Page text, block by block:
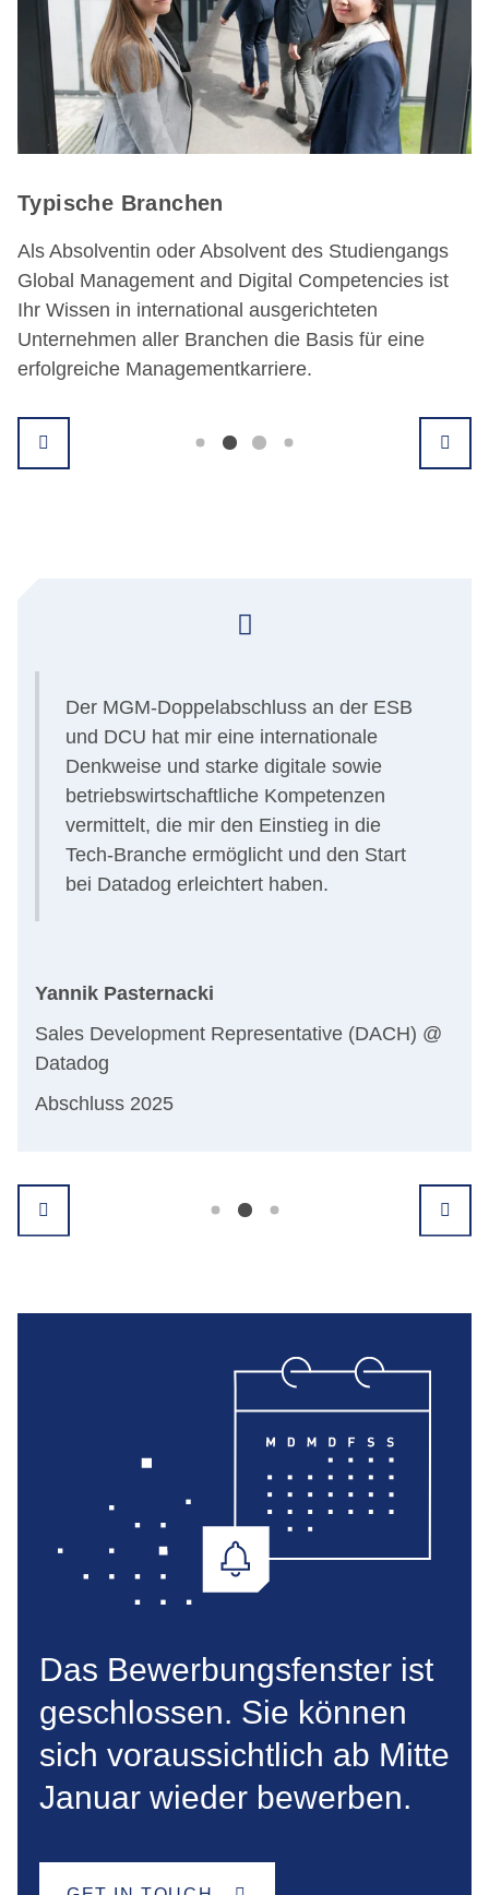
Mögliche Unternehmensbereiche
Mit ihrer hohen Kompetenz in den Bereichen
Management und Digitalisierung finden unsere
Absolventinnen und Absolventen in
unterschiedlichsten Unternehmensbereichen ein
weites Feld an Einsatzgebieten.
Der MGM-Doppelabschluss an der ESB
und DCU hat mir eine internationale
Denkweise und starke digitale sowie
betriebswirtschaftliche Kompetenzen
vermittelt, die mir den Einstieg in die
Tech-Branche ermöglicht und den Start
bei Datadog erleichtert haben.
Yannik Pasternacki
Sales Development Representative (DACH) @
Datadog
Abschluss 2025
Das Bewerbungsfenster ist
geschlossen. Sie können
sich voraussichtlich ab Mitte
Januar wieder bewerben.